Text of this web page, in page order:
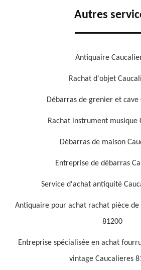
Autres
Antiquaire
Rachat d'objet
Débarras de grenier et cave
Rachat instrument musique
Débarras de maison
Entreprise de débarras
Service d'achat antiquité
Antiquaire pour achat rachat pièce
81200
Entreprise spécialisée en achat
vintage Caucalieres